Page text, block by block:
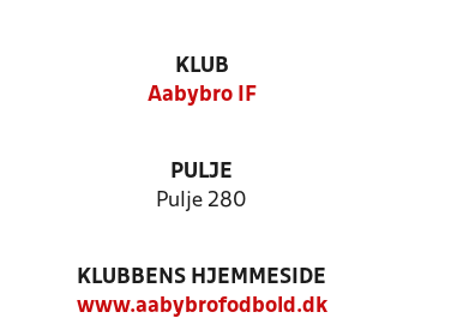
KLUB
Aabybro IF
PULJE
Pulje 280
KLUBBENS HJEMMESIDE
www.aabybrofodbold.dk